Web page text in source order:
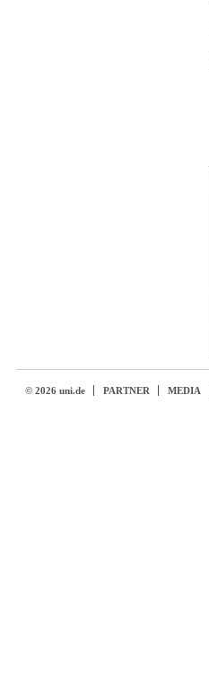
© 2026 uni.de PARTNER MEDIA